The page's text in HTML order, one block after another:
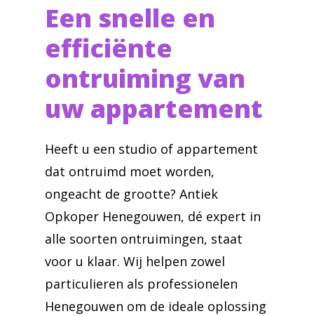
Een snelle en
efficiënte
ontruiming van
uw appartement
Heeft u een studio of appartement
dat ontruimd moet worden,
ongeacht de grootte? Antiek
Opkoper Henegouwen, dé expert in
alle soorten ontruimingen, staat
voor u klaar. Wij helpen zowel
particulieren als professionelen
Henegouwen om de ideale oplossing